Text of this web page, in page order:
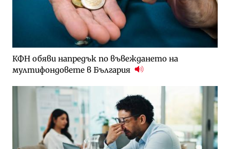
КФН обяви напредък по въвеждането на
мултифондовете в България